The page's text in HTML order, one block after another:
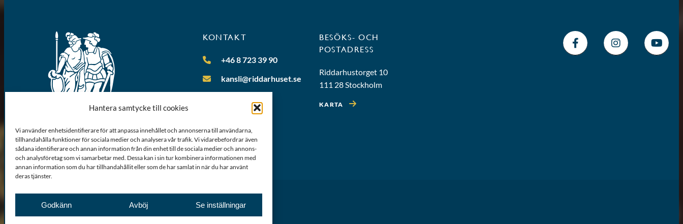
Hantera samtycke till cookies
Vi använder enhetsidentifierare för att anpassa innehållet och annonserna till användarna,
tillhandahålla funktioner för sociala medier och analysera vår trafik. Vi vidarebefordrar även
sådana identifierare och annan information från din enhet till de sociala medier och annons-
och analysföretag som vi samarbetar med. Dessa kan i sin tur kombinera informationen med
annan information som du har tillhandahållit eller som de har samlat in när du har använt
deras tjänster.
Godkänn Avböj Se inställningar
KONTAKT
+46 8 723 39 90
kansli@riddarhuset.se
BESÖKS- OCH
POSTADRESS
Riddarhustorget 10
111 28 Stockholm
KARTA